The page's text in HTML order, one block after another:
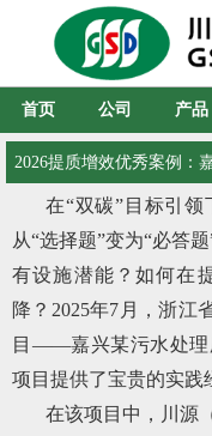
首页 公司 产品
2026提质增效优秀案例：
在“双碳”目标引
从“选择题”变为“必答
有设施潜能？如何在
降？2025年7月，浙江
目——嘉兴某污水处理
项目提供了宝贵的实践
在该项目中，川源